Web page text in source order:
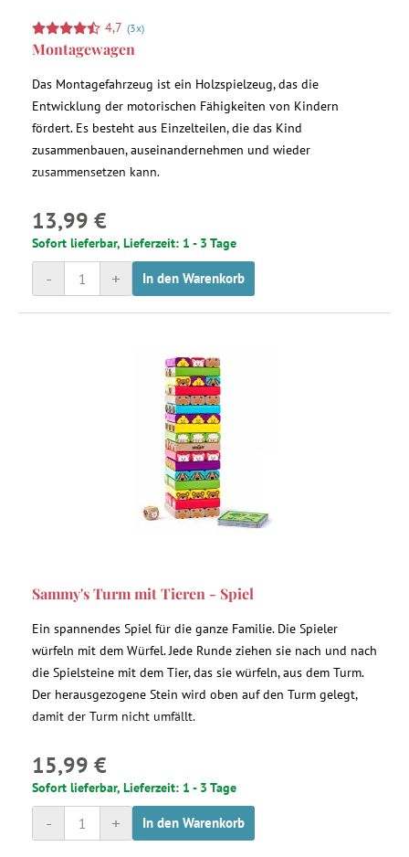
4,7 (3x)
Montagewagen
Das Montagefahrzeug ist ein Holzspielzeug, das die
Entwicklung der motorischen Fähigkeiten von Kindern
fördert. Es besteht aus Einzelteilen, die das Kind
zusammenbauen, auseinandernehmen und wieder
zusammensetzen kann.
13,99 €
Sofort lieferbar, Lieferzeit: 1 - 3 Tage
+
- In den Warenkorb
Sammy's Turm mit Tieren - Spiel
Ein spannendes Spiel für die ganze Familie. Die Spieler
würfeln mit dem Würfel. Jede Runde ziehen sie nach und nach
die Spielsteine mit dem Tier, das sie würfeln, aus dem Turm.
Der herausgezogene Stein wird oben auf den Turm gelegt,
damit der Turm nicht umfällt.
15,99 €
Sofort lieferbar, Lieferzeit: 1 - 3 Tage
+
- In den Warenkorb